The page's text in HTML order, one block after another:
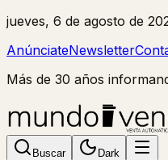
jueves, 6 de agosto de
AnúnciateNewsletter
Más de 30 años
Buscar Dark